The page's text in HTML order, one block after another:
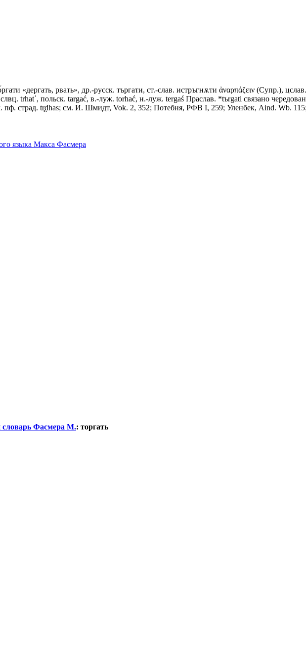
«дергать, рвать», др.-русск. търгати, ст.-слав. истръгнѫти ἀναρπάζειν (Супр.),
trhаt᾽, польск. targać, в.-луж. torhać, н.-луж. tergaś Праслав. *tъrgati связано
пф. страд. tr̥ḍhas; см. И. Шмидт, Vok. 2, 352; Потебня, РФВ I, 259; Уленбек, Aind. Wb.
языка Макса Фасмера
словарь Фасмера М.: торгать